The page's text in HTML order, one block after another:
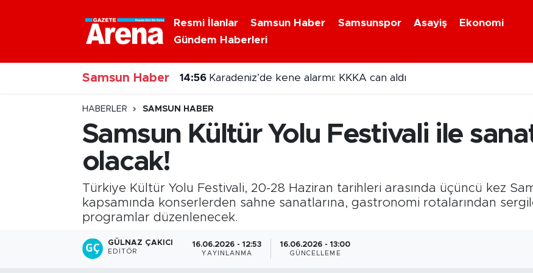
Resmi İlanlar Samsun Haber Samsunspor Asayiş
Ekonomi
Gündem Haberleri
Samsun Haber 14:56 Karadeniz’de kene alarmı: KKKA can aldı
HABERLER SAMSUN HABER
Samsun Kültür Yolu Festivali ile
olacak!
Türkiye Kültür Yolu Festivali, 20-28 Haziran tarihleri arasında üçüncü kez
kapsamında konserlerden sahne sanatlarına, gastronomi rotalarından
programlar düzenlenecek.
GÜLNAZ ÇAKICI
EDITÖR
16.06.2026 - 12:53
YAYINLANMA
16.06.2026 - 13:00
GÜNCELLEME
Nöbetçi Eczaneler
Hava Durumu
Samsun Namaz Vakitleri
Trafik Durumu
Süper Lig Puan Durumu ve Fikstür
Tüm Manşetler